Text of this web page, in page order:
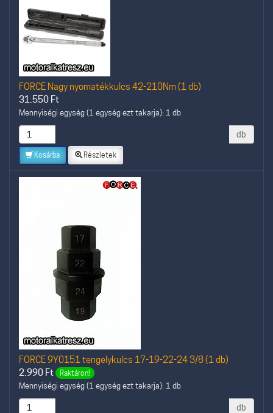
FORCE Nagy nyomatékkulcs 42-210Nm (1 db)
31.550 Ft
Mennyiségi egység (1 egység ezt takarja): 1 db
db
Kosárba Részletek
FORCE 9Y0151 tengelykulcs 17-19-22-24 3/8 (1 db)
2.990 Ft Raktáron!
Mennyiségi egység (1 egység ezt takarja): 1 db
db